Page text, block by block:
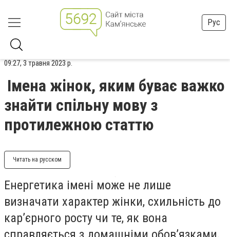
Рус
09:27, 3 травня 2023 р.
Імена жінок, яким буває важко
знайти спільну мову з
протилежною статтю
Читать на русском
Енергетика імені може не лише
визначати характер жінки, схильність до
кар’єрного росту чи те, як вона